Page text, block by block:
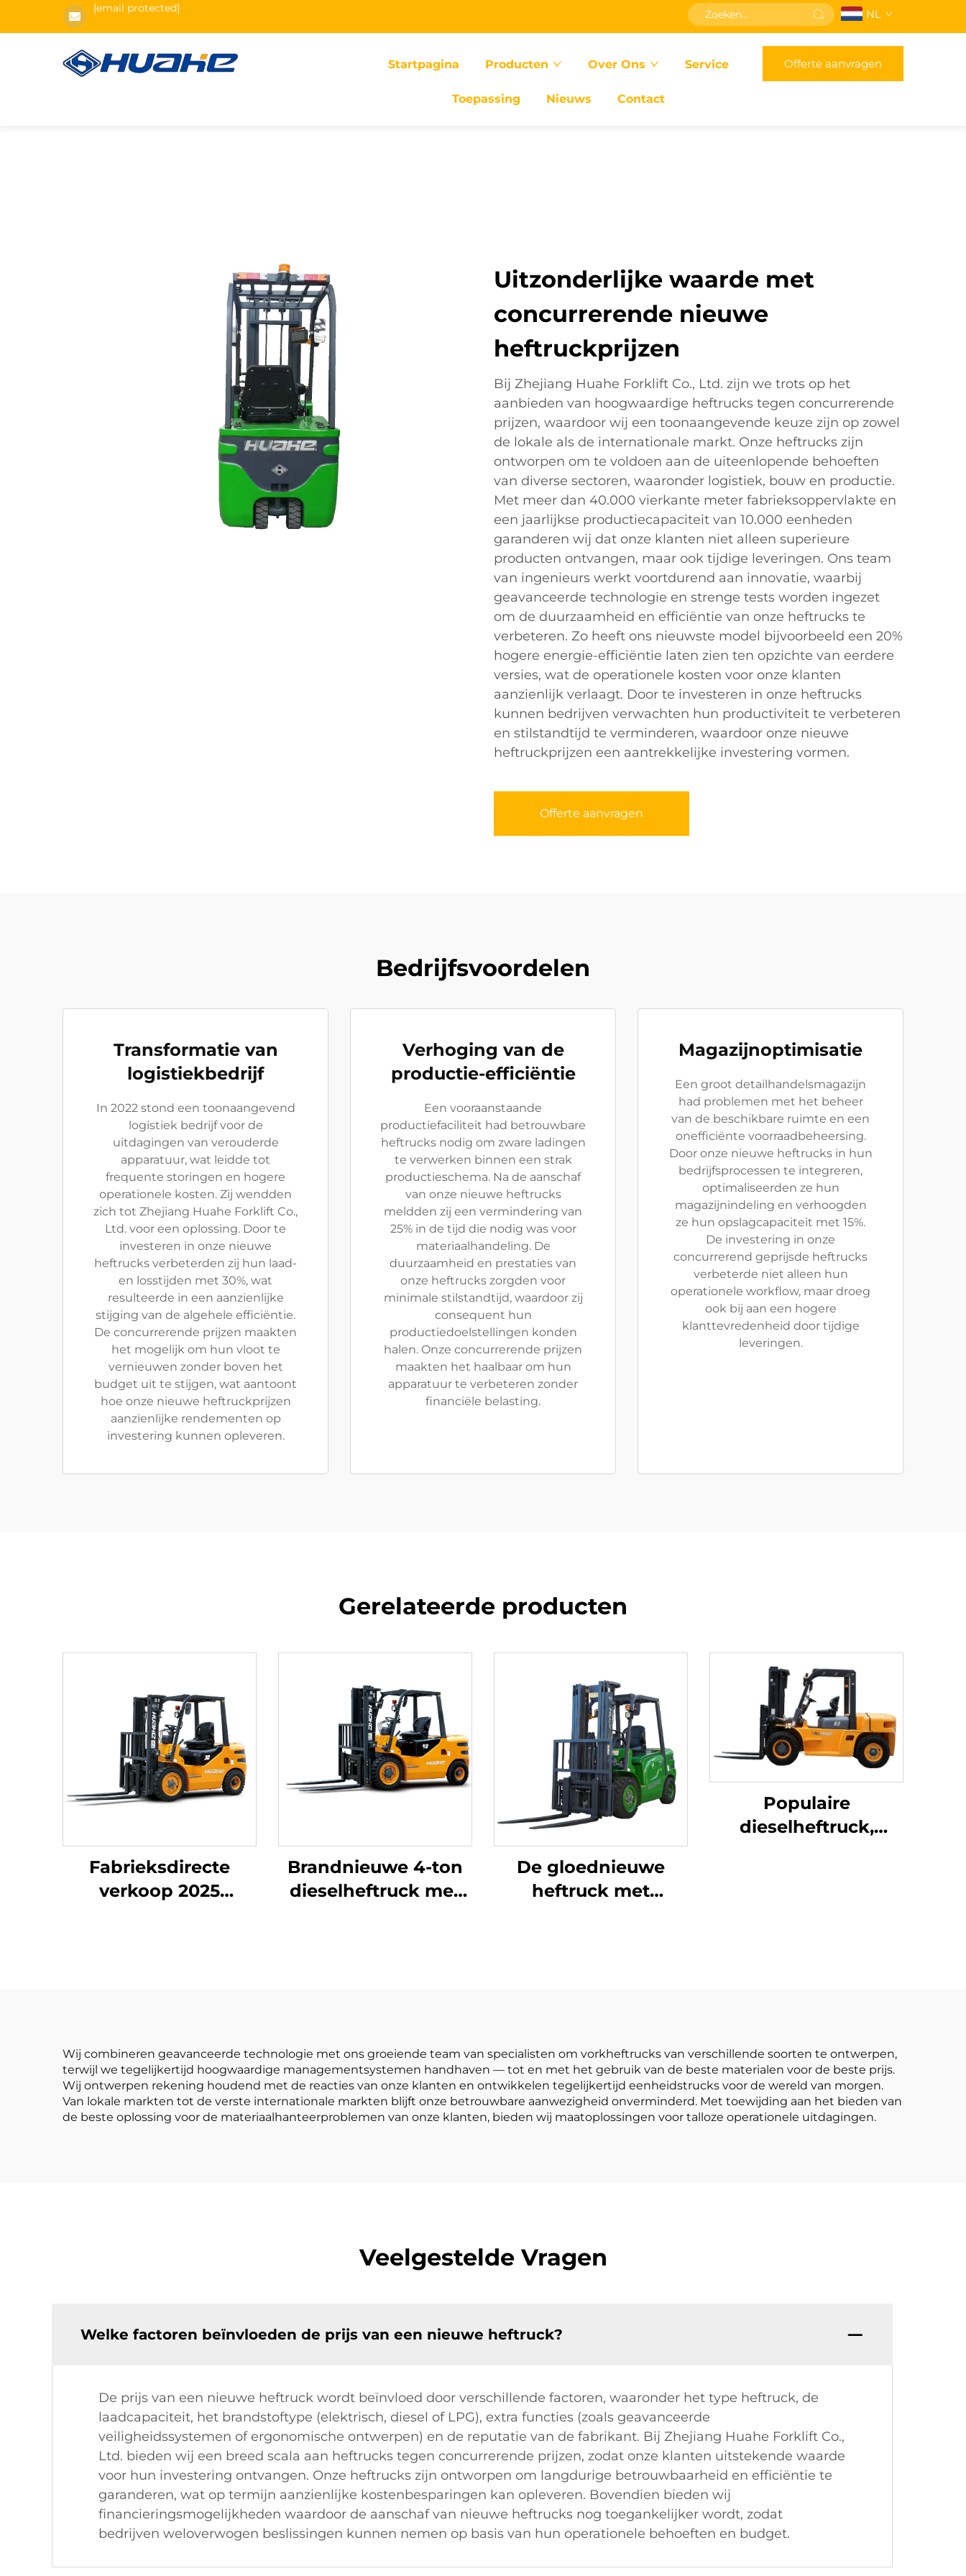
[email protected] NL
Startpagina Producten Over Ons Service
Toepassing Nieuws Contact
Offerte aanvragen
Uitzonderlijke waarde met
concurrerende nieuwe
heftruckprijzen
Bij Zhejiang Huahe Forklift Co., Ltd. zijn we trots op het
aanbieden van hoogwaardige heftrucks tegen concurrerende
prijzen, waardoor wij een toonaangevende keuze zijn op zowel
de lokale als de internationale markt. Onze heftrucks zijn
ontworpen om te voldoen aan de uiteenlopende behoeften
van diverse sectoren, waaronder logistiek, bouw en productie.
Met meer dan 40.000 vierkante meter fabrieksoppervlakte en
een jaarlijkse productiecapaciteit van 10.000 eenheden
garanderen wij dat onze klanten niet alleen superieure
producten ontvangen, maar ook tijdige leveringen. Ons team
van ingenieurs werkt voortdurend aan innovatie, waarbij
geavanceerde technologie en strenge tests worden ingezet
om de duurzaamheid en efficiëntie van onze heftrucks te
verbeteren. Zo heeft ons nieuwste model bijvoorbeeld een 20%
hogere energie-efficiëntie laten zien ten opzichte van eerdere
versies, wat de operationele kosten voor onze klanten
aanzienlijk verlaagt. Door te investeren in onze heftrucks
kunnen bedrijven verwachten hun productiviteit te verbeteren
en stilstandtijd te verminderen, waardoor onze nieuwe
heftruckprijzen een aantrekkelijke investering vormen.
Offerte aanvragen
Bedrijfsvoordelen
Transformatie van
logistiekbedrijf
In 2022 stond een toonaangevend
logistiek bedrijf voor de
uitdagingen van verouderde
apparatuur, wat leidde tot
frequente storingen en hogere
operationele kosten. Zij wendden
zich tot Zhejiang Huahe Forklift Co.,
Ltd. voor een oplossing. Door te
investeren in onze nieuwe
heftrucks verbeterden zij hun laad-
en losstijden met 30%, wat
resulteerde in een aanzienlijke
stijging van de algehele efficiëntie.
De concurrerende prijzen maakten
het mogelijk om hun vloot te
vernieuwen zonder boven het
budget uit te stijgen, wat aantoont
hoe onze nieuwe heftruckprijzen
aanzienlijke rendementen op
investering kunnen opleveren.
Verhoging van de
productie-efficiëntie
Een vooraanstaande
productiefaciliteit had betrouwbare
heftrucks nodig om zware ladingen
te verwerken binnen een strak
productieschema. Na de aanschaf
van onze nieuwe heftrucks
meldden zij een vermindering van
25% in de tijd die nodig was voor
materiaalhandeling. De
duurzaamheid en prestaties van
onze heftrucks zorgden voor
minimale stilstandtijd, waardoor zij
consequent hun
productiedoelstellingen konden
halen. Onze concurrerende prijzen
maakten het haalbaar om hun
apparatuur te verbeteren zonder
financiële belasting.
Magazijnoptimisatie
Een groot detailhandelsmagazijn
had problemen met het beheer
van de beschikbare ruimte en een
onefficiënte voorraadbeheersing.
Door onze nieuwe heftrucks in hun
bedrijfsprocessen te integreren,
optimaliseerden ze hun
magazijnindeling en verhoogden
ze hun opslagcapaciteit met 15%.
De investering in onze
concurrerend geprijsde heftrucks
verbeterde niet alleen hun
operationele workflow, maar droeg
ook bij aan een hogere
klanttevredenheid door tijdige
leveringen.
Gerelateerde producten
Fabrieksdirecte
verkoop 2025
Brandnieuwe 4-ton
dieselheftruck met
De gloednieuwe
heftruck met
Populaire
dieselheftruck,
Wij combineren geavanceerde technologie met ons groeiende team van specialisten om vorkheftrucks van verschillende soorten te ontwerpen,
terwijl we tegelijkertijd hoogwaardige managementsystemen handhaven — tot en met het gebruik van de beste materialen voor de beste prijs.
Wij ontwerpen rekening houdend met de reacties van onze klanten en ontwikkelen tegelijkertijd eenheidstrucks voor de wereld van morgen.
Van lokale markten tot de verste internationale markten blijft onze betrouwbare aanwezigheid onverminderd. Met toewijding aan het bieden van
de beste oplossing voor de materiaalhanteerproblemen van onze klanten, bieden wij maatoplossingen voor talloze operationele uitdagingen.
Veelgestelde Vragen
Welke factoren beïnvloeden de prijs van een nieuwe heftruck?
De prijs van een nieuwe heftruck wordt beïnvloed door verschillende factoren, waaronder het type heftruck, de
laadcapaciteit, het brandstoftype (elektrisch, diesel of LPG), extra functies (zoals geavanceerde
veiligheidssystemen of ergonomische ontwerpen) en de reputatie van de fabrikant. Bij Zhejiang Huahe Forklift Co.,
Ltd. bieden wij een breed scala aan heftrucks tegen concurrerende prijzen, zodat onze klanten uitstekende waarde
voor hun investering ontvangen. Onze heftrucks zijn ontworpen om langdurige betrouwbaarheid en efficiëntie te
garanderen, wat op termijn aanzienlijke kostenbesparingen kan opleveren. Bovendien bieden wij
financieringsmogelijkheden waardoor de aanschaf van nieuwe heftrucks nog toegankelijker wordt, zodat
bedrijven weloverwogen beslissingen kunnen nemen op basis van hun operationele behoeften en budget.